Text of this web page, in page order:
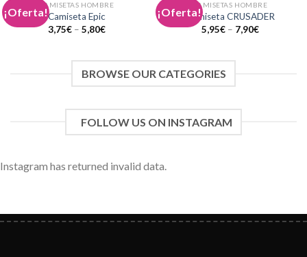
¡Oferta!
CAMISETAS HOMBRE
Camiseta Epic
3,75€ – 5,80€
¡Oferta!
a la
CAMISETAS HOMBRE
Camiseta CRUSADER
5,95€ – 7,90€
BROWSE OUR CATEGORIES
FOLLOW US ON INSTAGRAM
Instagram has returned invalid data.